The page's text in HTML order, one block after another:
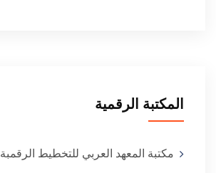
المكتبة الرقمية
مكتبة المعهد العربي للتخطيط الرقمبة